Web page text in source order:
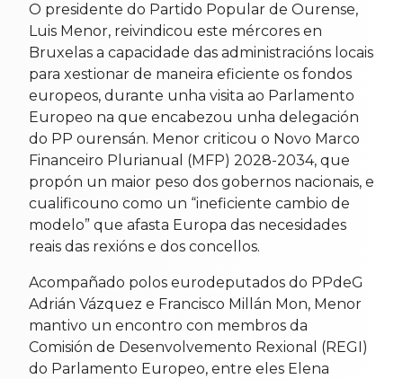
O presidente do Partido Popular de Ourense,
Luis Menor, reivindicou este mércores en
Bruxelas a capacidade das administracións locais
para xestionar de maneira eficiente os fondos
europeos, durante unha visita ao Parlamento
Europeo na que encabezou unha delegación
do PP ourensán. Menor criticou o Novo Marco
Financeiro Plurianual (MFP) 2028-2034, que
propón un maior peso dos gobernos nacionais, e
cualificouno como un “ineficiente cambio de
modelo” que afasta Europa das necesidades
reais das rexións e dos concellos.
Acompañado polos eurodeputados do PPdeG
Adrián Vázquez e Francisco Millán Mon, Menor
mantivo un encontro con membros da
Comisión de Desenvolvemento Rexional (REGI)
do Parlamento Europeo, entre eles Elena